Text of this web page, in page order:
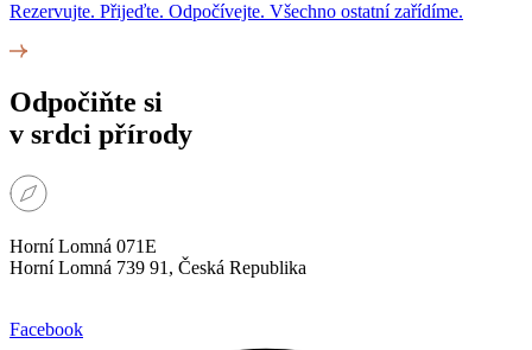
Rezervujte. Přijeďte. Odpočívejte. Všechno ostatní zařídíme.
Odpočiňte si
v srdci přírody
Horní Lomná 071E
Horní Lomná 739 91, Česká Republika
Facebook